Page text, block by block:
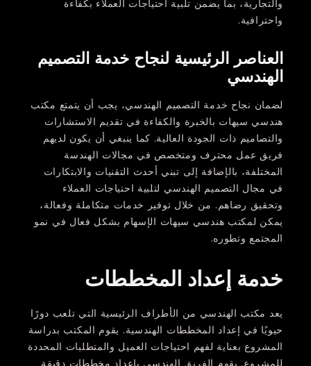
والتجارية، بما يضمن تلبية احتياجات العملاء بكفاءة
واحترافية.
العناصر الرئيسية لنجاح خدمة التصميم
الهندسي
لضمان نجاح خدمة التصميم الهندسي، يجب أن يتمتع مكتب
هندسي سيهات بالخبرة والكفاءة في تقديم الاستشارات
والتصاميم ذات الجودة العالية. كما ينبغي أن يكون لديهم
فريق عمل محترف ومتخصص في مجالات الهندسة
المختلفة، بالإضافة إلى تبني أحدث التقنيات والابتكارات
في مجال التصميم الهندسي لتلبية احتياجات العملاء
وتحقيق رضاهم. من خلال توفير خدمات متكاملة وفعالة،
يمكن لمكتب هندسي سيهات الإسهام بشكل فعال في نمو
المجتمع وتطوره.
خدمة إعداد المخططات
يعد مكتب الهندسي من الأطراف الرئيسية التي تلعب دورًا
حيويًا في إعداد المخططات الهندسية. يقوم المكتب بدراسة
المشروع بعناية لفهم احتياجات العميل والمتطلبات المحددة
للمشروع. يقوم الفريق الهندسي بإعداد مخططات دقيقة